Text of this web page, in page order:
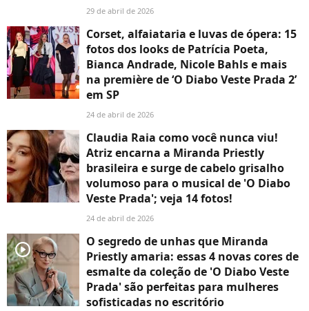
29 de abril de 2026
Corset, alfaiataria e luvas de ópera: 15
fotos dos looks de Patrícia Poeta,
Bianca Andrade, Nicole Bahls e mais
na première de ‘O Diabo Veste Prada 2’
em SP
24 de abril de 2026
Claudia Raia como você nunca viu!
Atriz encarna a Miranda Priestly
brasileira e surge de cabelo grisalho
volumoso para o musical de 'O Diabo
Veste Prada'; veja 14 fotos!
24 de abril de 2026
player2
O segredo de unhas que Miranda
Priestly amaria: essas 4 novas cores de
esmalte da coleção de 'O Diabo Veste
Prada' são perfeitas para mulheres
sofisticadas no escritório